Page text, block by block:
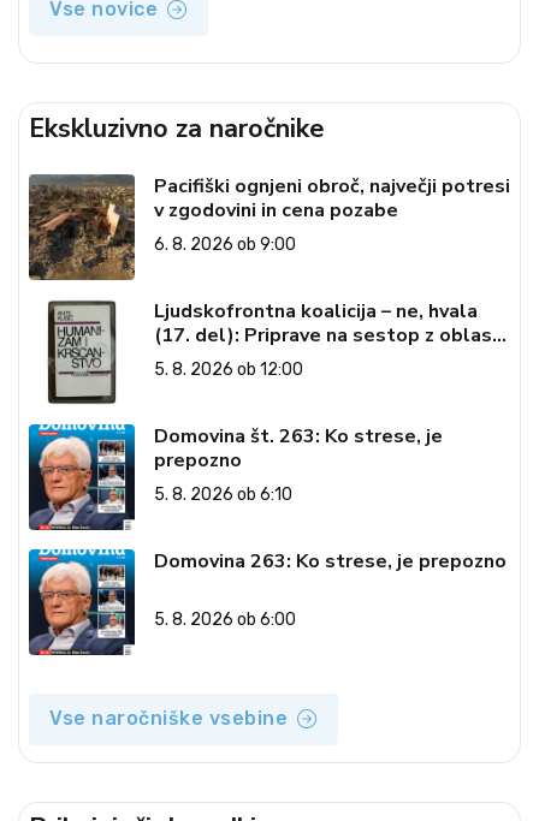
Vse novice
Ekskluzivno za naročnike
Pacifiški ognjeni obroč, največji potresi
v zgodovini in cena pozabe
6. 8. 2026 ob 9:00
Ljudskofrontna koalicija – ne, hvala
(17. del): Priprave na sestop z oblasti
– dvorska opozicija 6: Gramsci na delu:
Revija 2000 in revolucionarna
5. 8. 2026 ob 12:00
Domovina št. 263: Ko strese, je
prepozno
5. 8. 2026 ob 6:10
Domovina 263: Ko strese, je prepozno
5. 8. 2026 ob 6:00
Vse naročniške vsebine